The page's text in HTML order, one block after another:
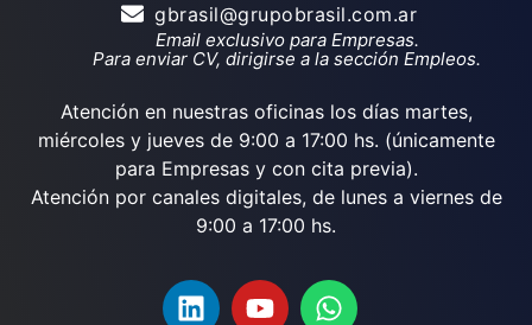
gbrasil@grupobrasil.com.ar
Email exclusivo para Empresas.
Para enviar CV, dirigirse a la sección Empleos.
Atención en nuestras oficinas los días martes,
miércoles y jueves de 9:00 a 17:00 hs. (únicamente
para Empresas y con cita previa).
Atención por canales digitales, de lunes a viernes de
9:00 a 17:00 hs.